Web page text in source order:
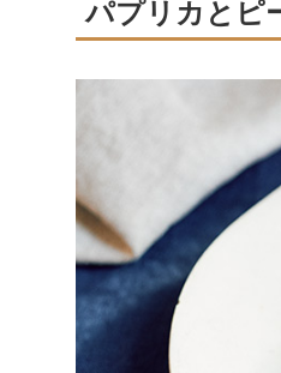
パプリカとピ